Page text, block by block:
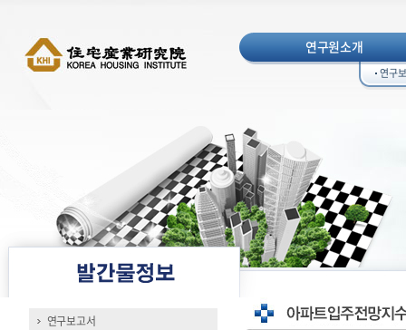
연구원소개
연구
연구보고서